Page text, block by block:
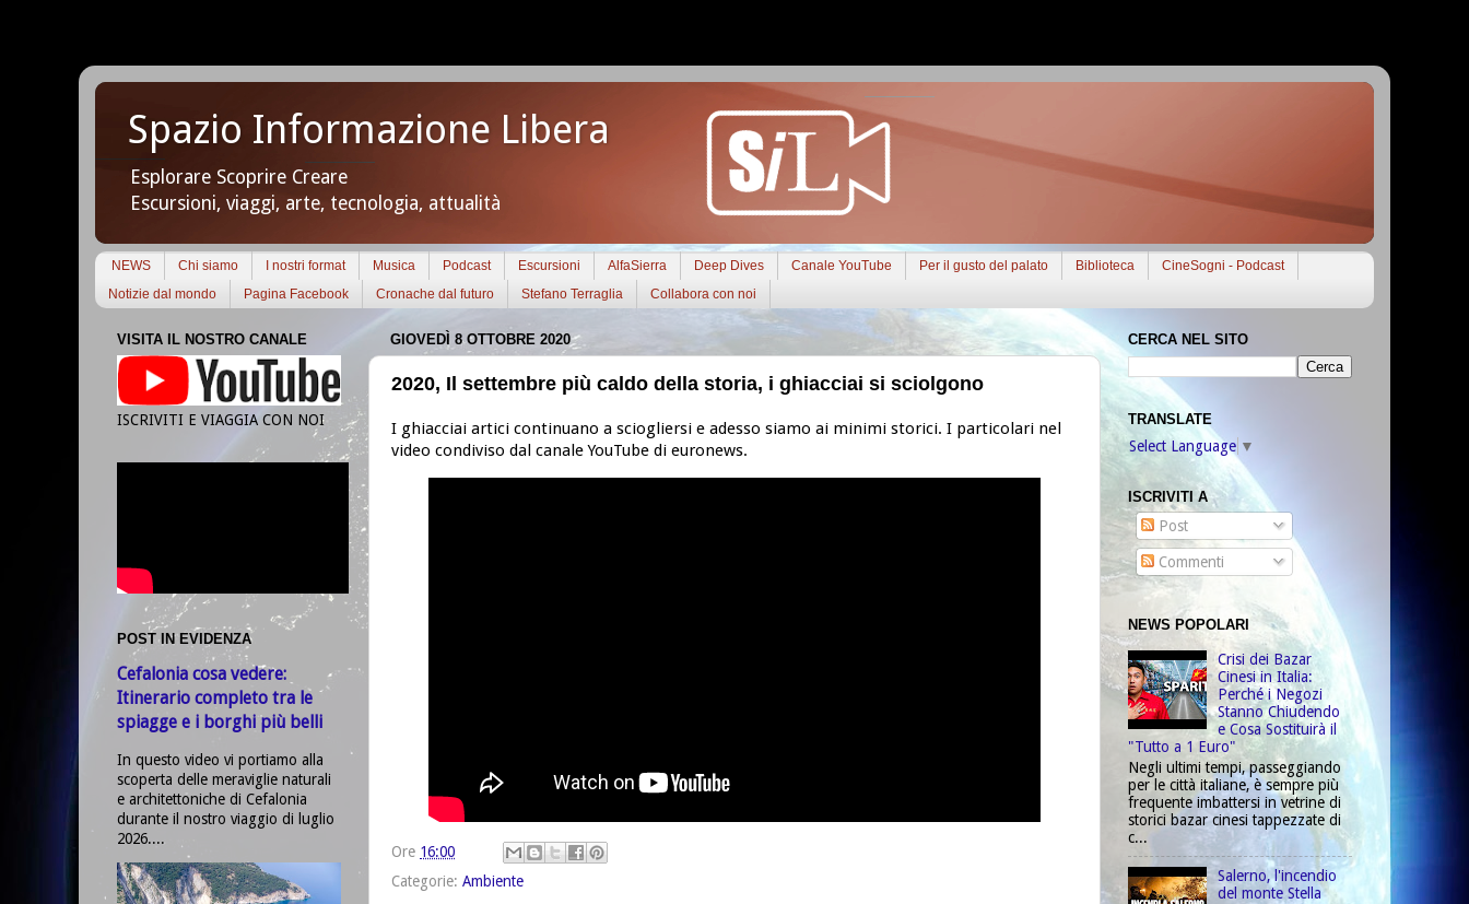
Spazio Informazione Libera
Esplorare Scoprire Creare
Escursioni, viaggi, arte, tecnologia, attualità
NEWS Chi siamo I nostri format Musica Podcast Escursioni AlfaSierra Deep Dives Canale YouTube Per il gusto del palato Biblioteca
CineSogni - Podcast
Notizie dal mondo
Pagina Facebook Cronache dal futuro Stefano Terraglia Collabora con noi
GIOVEDÌ 8 OTTOBRE 2020
2020, Il settembre più caldo della storia, i ghiacciai si sciolgono
I ghiacciai artici continuano a sciogliersi e adesso siamo ai minimi storici. I particolari nel
video condiviso dal canale YouTube di euronews.
Ore 16:00
Categorie: Ambiente
VISITA IL NOSTRO CANALE
ISCRIVITI E VIAGGIA CON NOI
POST IN EVIDENZA
Cefalonia cosa vedere:
Itinerario completo tra le
spiagge e i borghi più belli
In questo video vi portiamo alla
scoperta delle meraviglie naturali
e architettoniche di Cefalonia
durante il nostro viaggio di luglio
2026....
CERCA NEL SITO
TRANSLATE
Select Language ▼
ISCRIVITI A
Post
Commenti
NEWS POPOLARI
Crisi dei Bazar
Cinesi in Italia:
Perché i Negozi
Stanno Chiudendo
e Cosa Sostituirà il
"Tutto a 1 Euro"
Negli ultimi tempi, passeggiando
per le città italiane, è sempre più
frequente imbattersi in vetrine di
storici bazar cinesi tappezzate di
c...
Salerno, l'incendio
del monte Stella